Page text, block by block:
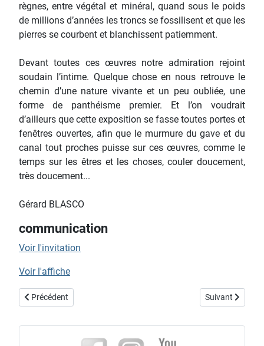
règnes, entre végétal et minéral, quand sous le poids
de millions d’années les troncs se fossilisent et que les
pierres se courbent et blanchissent patiemment.
Devant toutes ces œuvres notre admiration rejoint
soudain l’intime. Quelque chose en nous retrouve le
chemin d’une nature vivante et un peu oubliée, une
forme de panthéisme premier. Et l’on voudrait
d’ailleurs que cette exposition se fasse toutes portes et
fenêtres ouvertes, afin que le murmure du gave et du
canal tout proches puisse sur ces œuvres, comme le
temps sur les êtres et les choses, couler doucement,
très doucement...
Gérard BLASCO
communication
Voir l'invitation
Voir l'affiche
Article précédent : exposition "Chahab"
Précédent Article suivant :
Suivant